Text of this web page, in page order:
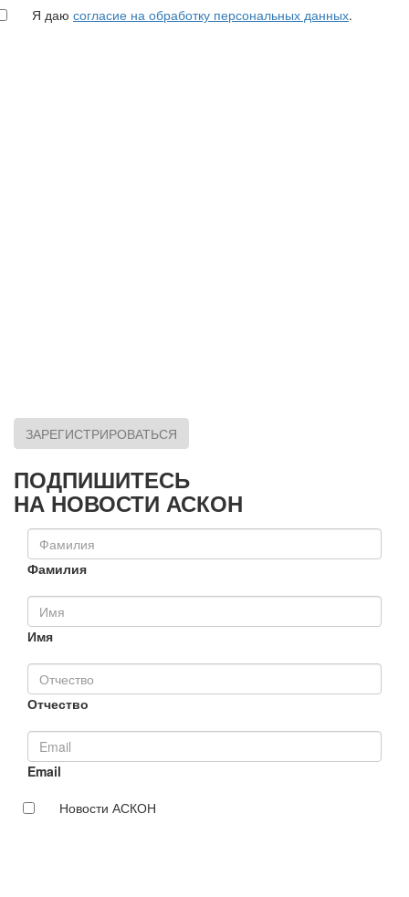
Я даю согласие на обработку персональных данных.
ЗАРЕГИСТРИРОВАТЬСЯ
ПОДПИШИТЕСЬ
НА НОВОСТИ АСКОН
Фамилия
Имя
Отчество
Email
Новости АСКОН